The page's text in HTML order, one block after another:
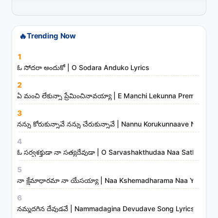
t
a
n
d
m
i
n
i
s
t
r
i
e
s
🔥Trending Now
1
ఓ సోదరా అందుకో | O Sodara Anduko Lyrics
2
ఏ మంచి లేకున్నా ప్రేమించినావయ్యా | E Manchi Lekunna
3
నన్ను కోరుకున్నావే నన్ను చేరుకున్నావే | Nannu Korukunnaave Nannu
4
ఓ సర్వశక్తుడా నా సత్యదేవుడా | O Sarvashakthudaa Naa
5
నా క్షేమాధారమా నా యేసయ్యా | Naa Kshemadharama Naa Yesayya
6
నమ్మదగిన దేవుడవే | Nammadagina Devudave Song Lyrics